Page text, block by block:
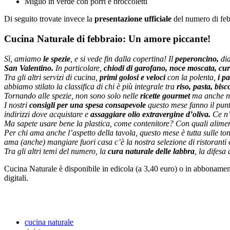
Di seguito trovate invece la presentazione ufficiale del numero di
Cucina Naturale di febbraio: Un amore piccante!
Sì, amiamo le spezie , e si vede fin dalla copertina! Il peperoncino,
San Valentino. In particolare, chiodi di garofano, noce moscata,
Tra gli altri servizi di cucina, primi golosi e velocicon la polenta, i
abbiamo stilato la classifica di chi è più integrale tra riso, pasta,
Tornando alle spezie, non sono solo nelle ricette gourmetma anche
I nostri consigli per una spesa consapevole questo mese fanno il
indirizzi dove acquistare e assaggiare olio extravergine d’oliva. Ce
Ma sapete usare bene la plastica, come contenitore? Con quali
Per chi ama anche l’aspetto della tavola, questo mese è tutta sulle
ama (anche) mangiare fuori casa c’è la nostra selezione di ristoranti
Tra gli altri temi del numero, la cura naturale delle labbra , la
Cucina Naturale è disponibile in edicola (a 3,40 euro) o in
digitali.
cucina naturale